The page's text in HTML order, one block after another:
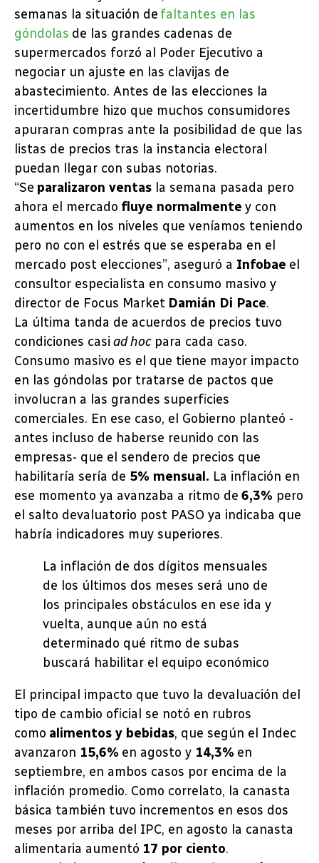
semanas la situación de faltantes en las
góndolas de las grandes cadenas de
supermercados forzó al Poder Ejecutivo a
negociar un ajuste en las clavijas de
abastecimiento. Antes de las elecciones la
incertidumbre hizo que muchos consumidores
apuraran compras ante la posibilidad de que las
listas de precios tras la instancia electoral
puedan llegar con subas notorias.
“Se paralizaron ventas la semana pasada pero
ahora el mercado fluye normalmente y con
aumentos en los niveles que veníamos teniendo
pero no con el estrés que se esperaba en el
mercado post elecciones”, aseguró a Infobae el
consultor especialista en consumo masivo y
director de Focus Market Damián Di Pace.
La última tanda de acuerdos de precios tuvo
condiciones casi ad hoc para cada caso.
Consumo masivo es el que tiene mayor impacto
en las góndolas por tratarse de pactos que
involucran a las grandes superficies
comerciales. En ese caso, el Gobierno planteó -
antes incluso de haberse reunido con las
empresas- que el sendero de precios que
habilitaría sería de 5% mensual. La inflación en
ese momento ya avanzaba a ritmo de 6,3% pero
el salto devaluatorio post PASO ya indicaba que
habría indicadores muy superiores.
La inflación de dos dígitos mensuales
de los últimos dos meses será uno de
los principales obstáculos en ese ida y
vuelta, aunque aún no está
determinado qué ritmo de subas
buscará habilitar el equipo económico
El principal impacto que tuvo la devaluación del
tipo de cambio oficial se notó en rubros
como alimentos y bebidas, que según el Indec
avanzaron 15,6% en agosto y 14,3% en
septiembre, en ambos casos por encima de la
inflación promedio. Como correlato, la canasta
básica también tuvo incrementos en esos dos
meses por arriba del IPC, en agosto la canasta
alimentaria aumentó 17 por ciento.